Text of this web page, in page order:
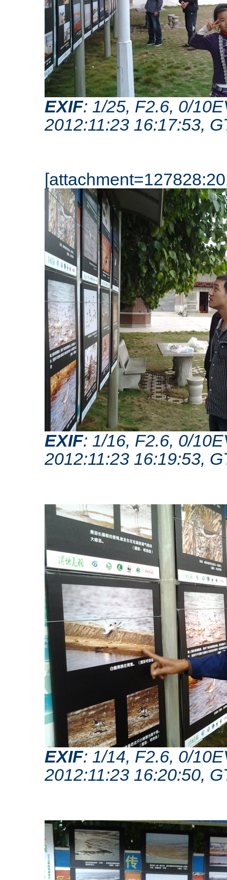
EXIF: 1/25, F2.6, 0/
2012:11:23 16:17:53,
EXIF: 1/16, F2.6, 0/
2012:11:23 16:19:53,
EXIF: 1/14, F2.6, 0/
2012:11:23 16:20:50,